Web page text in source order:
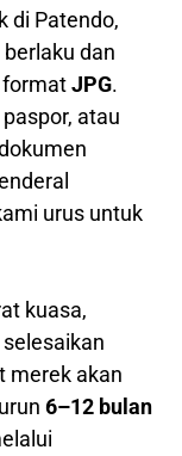
di Patendo,
dan
formatJPG.
atau
urus untuk
kuasa,
merek akan
6–12 bulan